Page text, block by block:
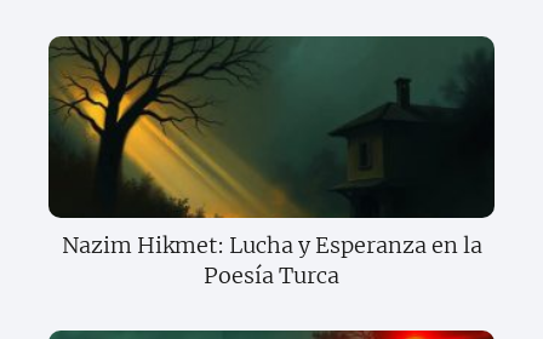
Nazim Hikmet: Lucha y Esperanza en la
Poesía Turca